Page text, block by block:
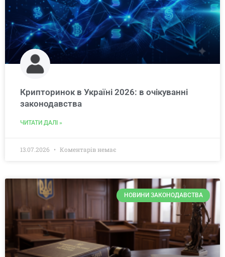
Крипторинок в Україні 2026: в очікуванні
законодавства
ЧИТАТИ ДАЛІ »
13.07.2026 Коментарів немає
НОВИНИ ЗАКОНОДАВСТВА